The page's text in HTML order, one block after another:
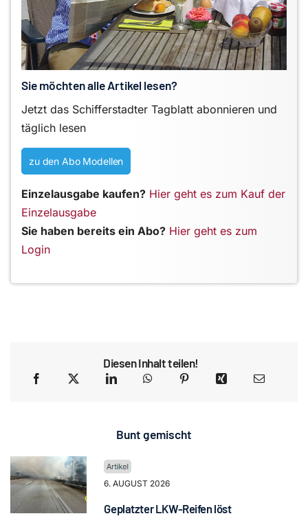
Sie möchten alle Artikel lesen?
Jetzt das Schifferstadter Tagblatt abonnieren und
täglich lesen
zu den Abo Modellen
Einzelausgabe kaufen? Hier geht es zum Kauf der
Einzelausgabe
Sie haben bereits ein Abo? Hier geht es zum
Login
Diesen Inhalt teilen!
Bunt gemischt
6. AUGUST 2026
Geplatzter LKW-Reifen löst